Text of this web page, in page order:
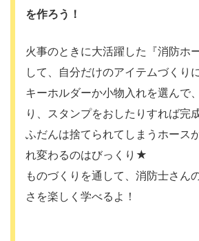
を作ろう！
火事のときに大活躍した『消防ホ
して、自分だけのアイテムづくり
キーホルダーか小物入れを選んで
り、スタンプをおしたりすれば完成
ふだんは捨てられてしまうホース
れ変わるのはびっくり★
ものづくりを通して、消防士さん
さを楽しく学べるよ！